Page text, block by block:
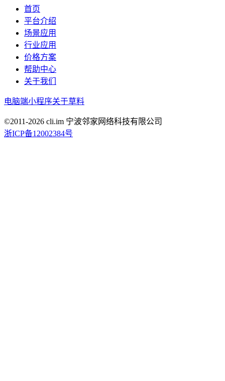
首页
平台介绍
场景应用
行业应用
价格方案
帮助中心
关于我们
电脑端小程序关于草料
©2011-2026 cli.im 宁波邻家网络科技有限公司
浙ICP备12002384号